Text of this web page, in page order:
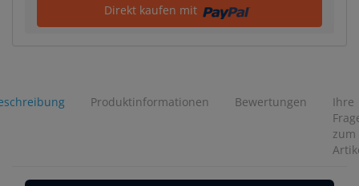
Direkt kaufen mit
Produktinformationen Bewertungen
Ihre
zum